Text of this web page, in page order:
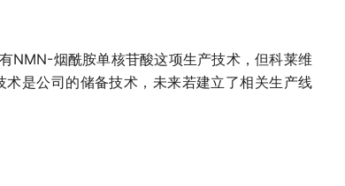
NMN-烟酰胺单核苷酸这项生产技术，但科莱维
是公司的储备技术，未来若建立了相关生产线